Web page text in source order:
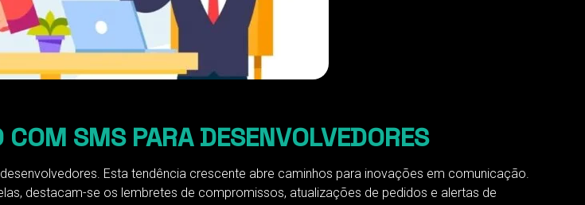
SMS PARA DESENVOLVEDORES
Esta tendência crescente abre caminhos para inovações em comunicação.
destacam-se os lembretes de compromissos, atualizações de pedidos e alertas de